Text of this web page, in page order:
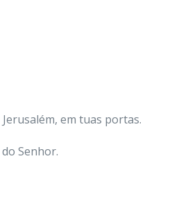
em tuas portas.
Senhor.